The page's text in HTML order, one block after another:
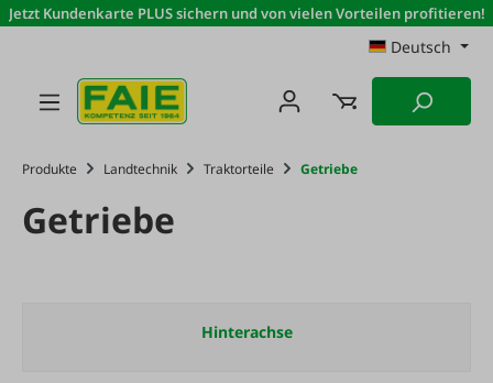
Zum Hauptinhalt springen
Jetzt Kundenkarte PLUS sichern und von vielen Vorteilen profitieren!
Deutsch
Produkte Landtechnik Traktorteile Getriebe
Getriebe
Hinterachse